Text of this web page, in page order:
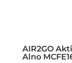
AIR2GO
Alno